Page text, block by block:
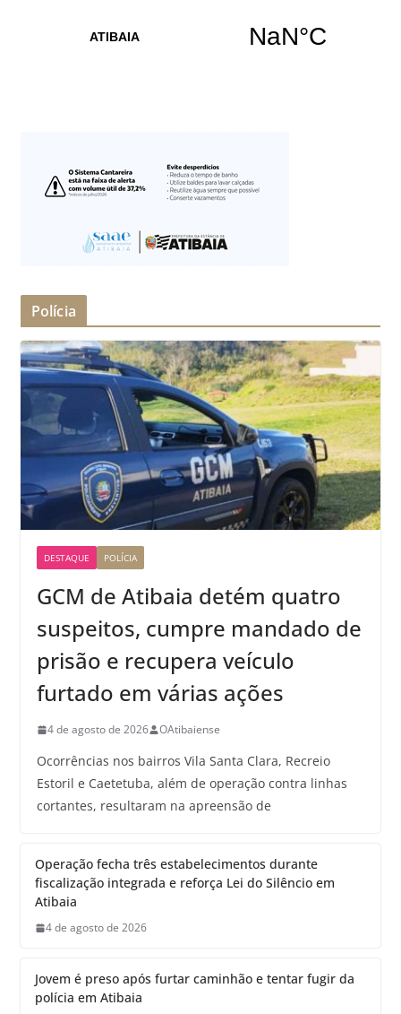
Polícia
DESTAQUE POLÍCIA
GCM de Atibaia detém quatro
suspeitos, cumpre mandado de
prisão e recupera veículo
furtado em várias ações
4 de agosto de 2026 OAtibaiense
Ocorrências nos bairros Vila Santa Clara, Recreio
Estoril e Caetetuba, além de operação contra linhas
cortantes, resultaram na apreensão de
Operação fecha três estabelecimentos durante
fiscalização integrada e reforça Lei do Silêncio em
Atibaia
4 de agosto de 2026
Jovem é preso após furtar caminhão e tentar fugir da
polícia em Atibaia